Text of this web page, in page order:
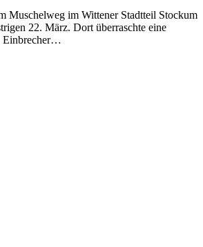
Muschelweg im Wittener Stadtteil Stockum
22. März. Dort überraschte eine
Einbrecher…